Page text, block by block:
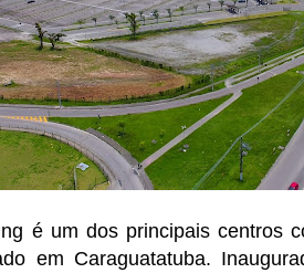
é um dos principais centros
em Caraguatatuba.